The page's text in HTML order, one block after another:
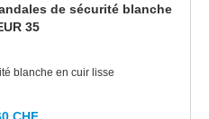
de sécurité blanche
35
blanche en cuir lisse
CHF